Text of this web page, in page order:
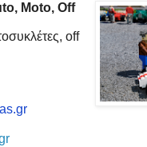
Moto, Off
off